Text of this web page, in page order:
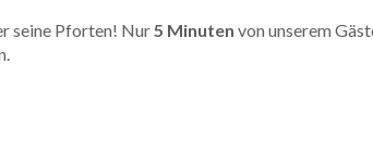
seine Pforten! Nur 5 Minuten von unserem